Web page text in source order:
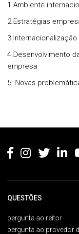
1.Ambiente
2.Estratégias
4.Desenvolvimento
empresa
5. Novas
QUESTÕES
pergunta ao reitor
pergunta ao provedor